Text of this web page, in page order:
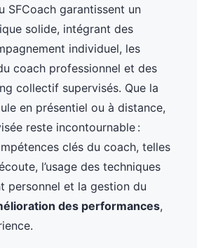
SFCoach garantissent un
solide, intégrant des
individuel, les
coach professionnel et des
collectif supervisés. Que la
en présentiel ou à distance,
reste incontournable :
clés du coach, telles
l’usage des techniques
personnel et la gestion du
des performances,